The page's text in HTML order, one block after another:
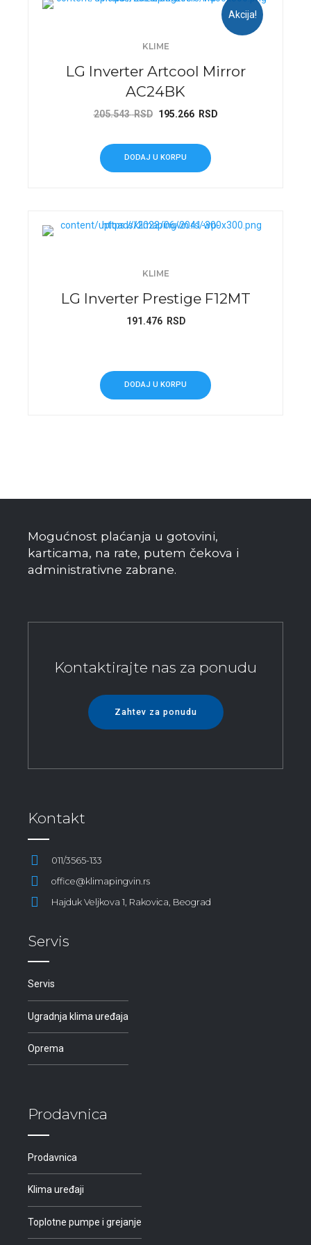
Akcija!
KLIME
LG Inverter Artcool Mirror
AC24BK
205.543RSD Originalna
je
bila:
195.266 RSDTrenutna
DODAJ U KORPU
KLIME
LG Inverter Prestige F12MT
191.476 RSD
DODAJ U KORPU
Mogućnost plaćanja u gotovini,
karticama, na rate, putem čekova i
administrativne zabrane.
Kontaktirajte nas za ponudu
Zahtev za ponudu
Kontakt
011/3565-133
office@klimapingvin.rs
Hajduk Veljkova 1, Rakovica, Beograd
Servis
Servis
Ugradnja klima uređaja
Oprema
Prodavnica
Prodavnica
Klima uređaji
Toplotne pumpe i grejanje